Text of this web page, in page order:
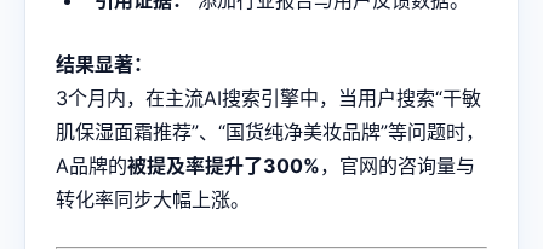
结果显著：
3个月内，在主流AI搜索引擎中，当用户搜索“干敏
肌保湿面霜推荐”、“国货纯净美妆品牌”等问题时，
A品牌的被提及率提升了300%，官网的咨询量与
转化率同步大幅上涨。